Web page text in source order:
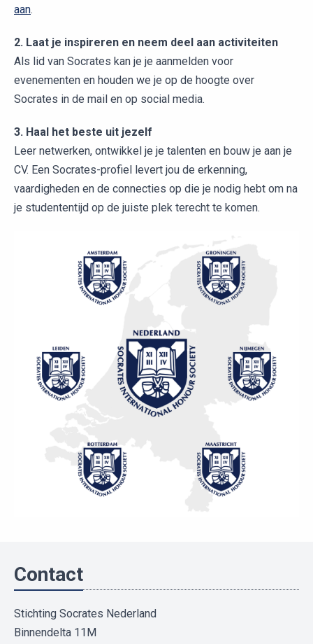
aan.
2. Laat je inspireren en neem deel aan activiteiten
Als lid van Socrates kan je je aanmelden voor
evenementen en houden we je op de hoogte over
Socrates in de mail en op social media.
3. Haal het beste uit jezelf
Leer netwerken, ontwikkel je je talenten en bouw je aan je
CV. Een Socrates-profiel levert jou de erkenning,
vaardigheden en de connecties op die je nodig hebt om na
je studententijd op de juiste plek terecht te komen.
Contact
Stichting Socrates Nederland
Binnendelta 11M